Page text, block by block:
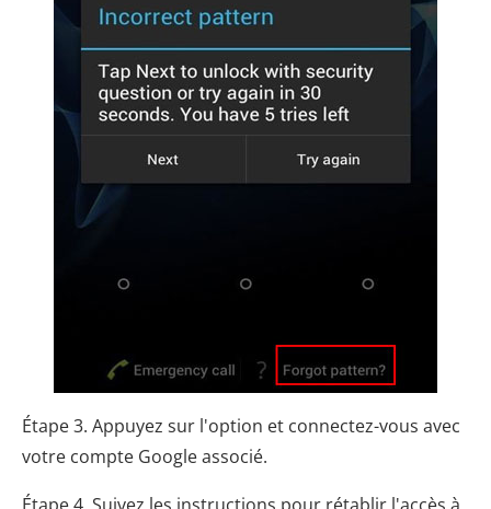
Étape 3. Appuyez sur l'option et connectez-vous avec
votre compte Google associé.